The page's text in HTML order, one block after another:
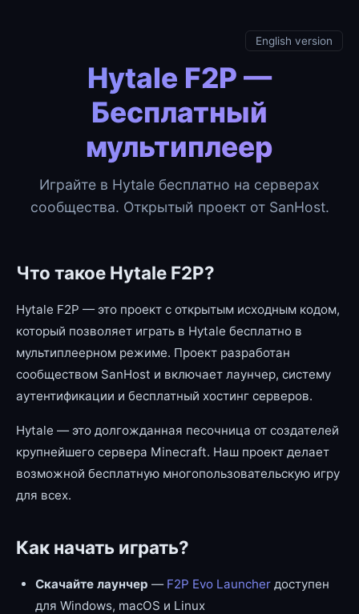
English version
Hytale F2P —
Бесплатный
мультиплеер
Играйте в Hytale бесплатно на серверах
сообщества. Открытый проект от SanHost.
Что такое Hytale F2P?
Hytale F2P — это проект с открытым исходным кодом,
который позволяет играть в Hytale бесплатно в
мультиплеерном режиме. Проект разработан
сообществом SanHost и включает лаунчер, систему
аутентификации и бесплатный хостинг серверов.
Hytale — это долгожданная песочница от создателей
крупнейшего сервера Minecraft. Наш проект делает
возможной бесплатную многопользовательскую игру
для всех.
Как начать играть?
Скачайте лаунчер — F2P Evo Launcher доступен
для Windows, macOS и Linux